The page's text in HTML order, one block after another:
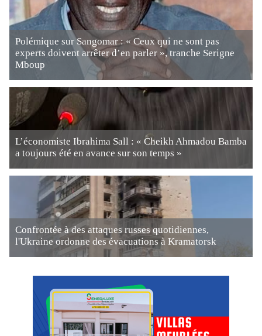
Polémique sur Sangomar : « Ceux qui ne sont pas
experts doivent arrêter d’en parler », tranche Serigne
Mboup
L’économiste Ibrahima Sall : « Cheikh Ahmadou Bamba
a toujours été en avance sur son temps »
Confrontée à des attaques russes quotidiennes,
l'Ukraine ordonne des évacuations à Kramatorsk